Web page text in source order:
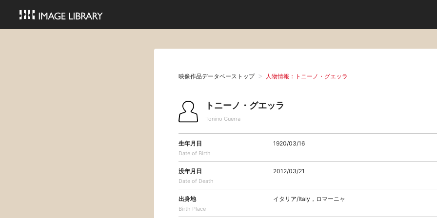
映像作品データベーストップ 人物情報：トニーノ・グエッラ
トニーノ・グエッラ
Tonino Guerra
生年月日
Date of Birth
1920/03/16
没年月日
Date of Death
2012/03/21
出身地
Birth Place
イタリア/Italy，ロマーニャ